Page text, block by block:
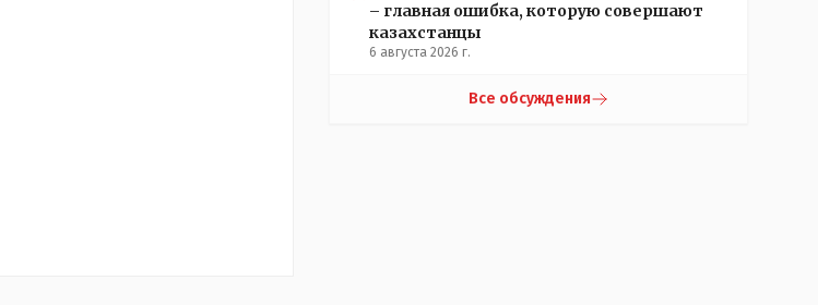
– главная ошибка, которую совершают
казахстанцы
6 августа 2026 г.
Все обсуждения